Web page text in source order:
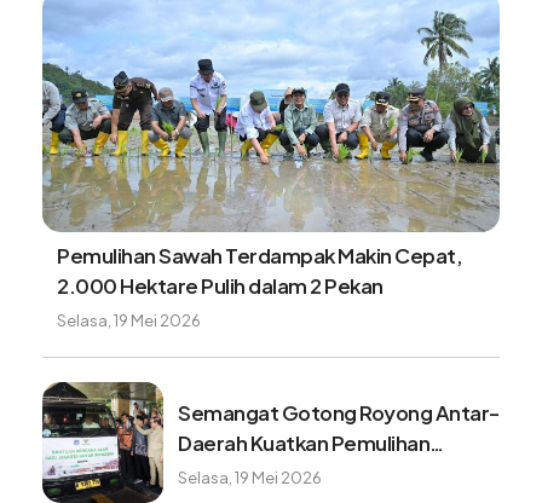
Pemulihan Sawah Terdampak Makin Cepat,
2.000 Hektare Pulih dalam 2 Pekan
Selasa, 19 Mei 2026
Semangat Gotong Royong Antar-
Daerah Kuatkan Pemulihan
Pascabencana Sumatera
Selasa, 19 Mei 2026